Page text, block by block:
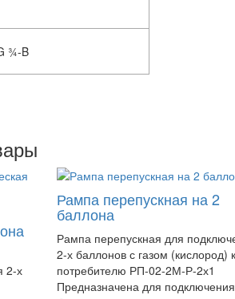
¾-B
2-х
Рампа перепускная на 2
баллона
Рампа перепускная для
2-х баллонов с газом (кислород) к
потребителю РП-02-2М-Р-2х1
Предназначена для